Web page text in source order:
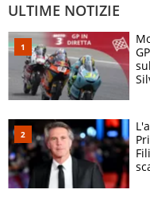
ULTIME NOTIZIE